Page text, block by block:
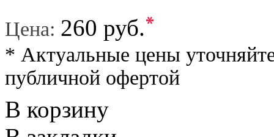
Цена: 260 руб.*
* Актуальные цены
публичной офертой
В корзину